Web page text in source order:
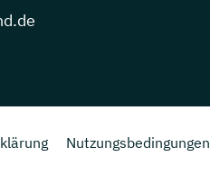
Nutzungsbedingungen